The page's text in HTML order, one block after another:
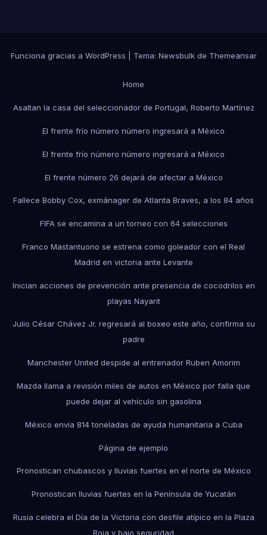
Funciona gracias a WordPress Tema: Newsbulkde Themeansar
Home
Asaltan la casa del seleccionador de Portugal, Roberto Martínez
El frente frío número número ingresará a México
El frente frío número número ingresará a México
El frente número 26 dejará de afectar a México
Fallece Bobby Cox, exmánager de Atlanta Braves, a los 84 años
FIFA se encamina a un torneo con 64 selecciones
Franco Mastantuono se estrena como goleador con el Real
Madrid en victoria ante Levante
Inician acciones de prevención ante presencia de cocodrilos en
playas Nayarit
Julio César Chávez Jr. regresará al boxeo este año, confirma su
padre
Manchester United despide al entrenador Ruben Amorim
Mazda llama a revisión miles de autos en México por falla que
puede dejar al vehículo sin gasolina
México envía 814 toneladas de ayuda humanitaria a Cuba
Página de ejemplo
Pronostican chubascos y lluvias fuertes en el norte de México
Pronostican lluvias fuertes en la Península de Yucatán
Rusia celebra el Día de la Victoria con desfile atípico en la Plaza
Roja y bajo seguridad